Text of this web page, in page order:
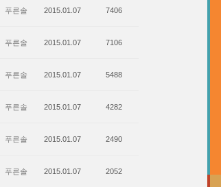
푸른솔 2015.01.07 7406
푸른솔 2015.01.07 7106
푸른솔 2015.01.07 5488
푸른솔 2015.01.07 4282
푸른솔 2015.01.07 2490
푸른솔 2015.01.07 2052